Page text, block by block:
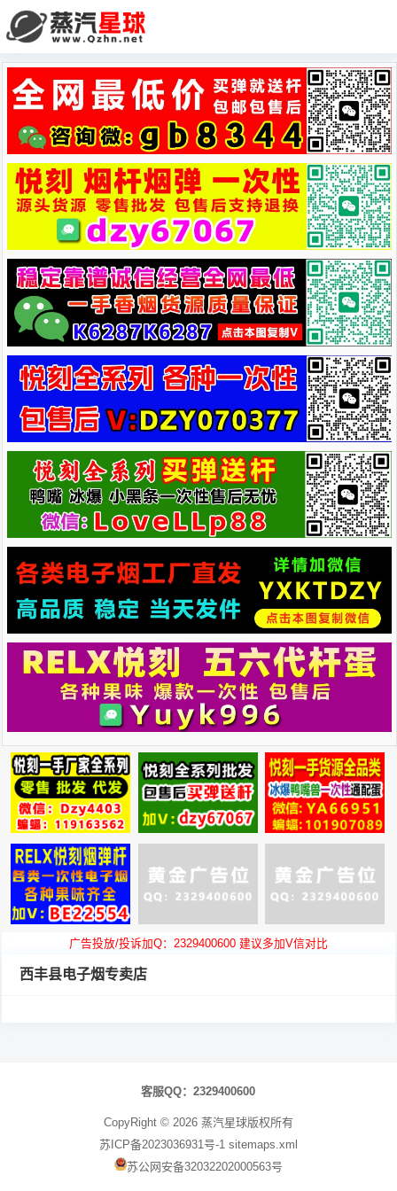
广告投放/投诉加Q：2329400600 建议多加V信对比
西丰县电子烟专卖店
客服QQ：2329400600
CopyRight © 2026 蒸汽星球版权所有
苏ICP备2023036931号-1 sitemaps.xml
苏公网安备32032202000563号